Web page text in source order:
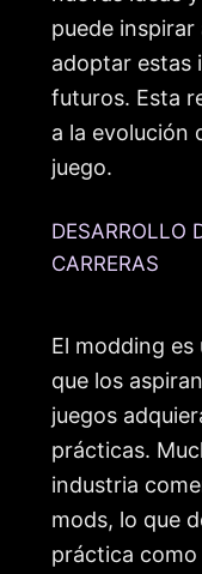
puede inspirar
adoptar estas
futuros. Esta
a la evolución
juego.
DESARROLLO
CARRERAS
El modding es
que los
juegos
prácticas.
industria
mods, lo que
práctica